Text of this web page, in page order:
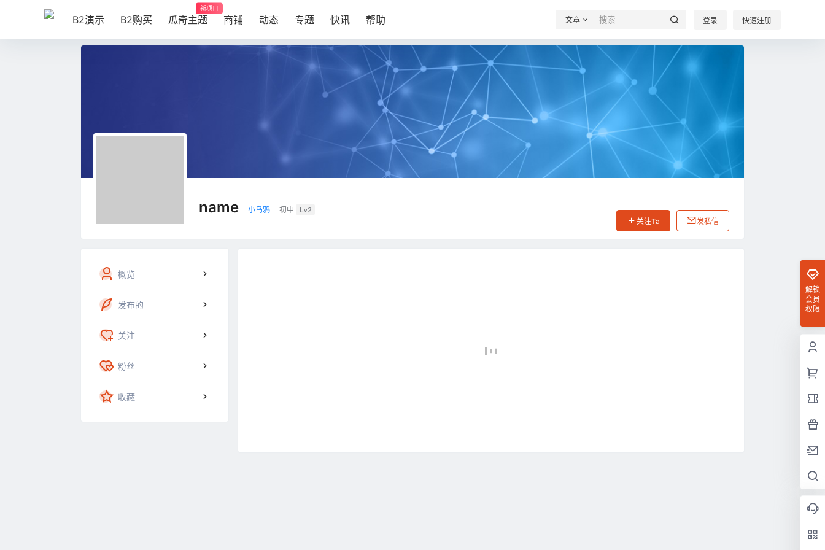
B2演示 B2购买 瓜奇主题
新项目
商铺 动态 专题 快讯 帮助 文章 登录 快速注册
name 小乌鸦 初中
Lv2
关注Ta
发私信
概览
发布的
关注
粉丝
收藏
解锁
会员
权限